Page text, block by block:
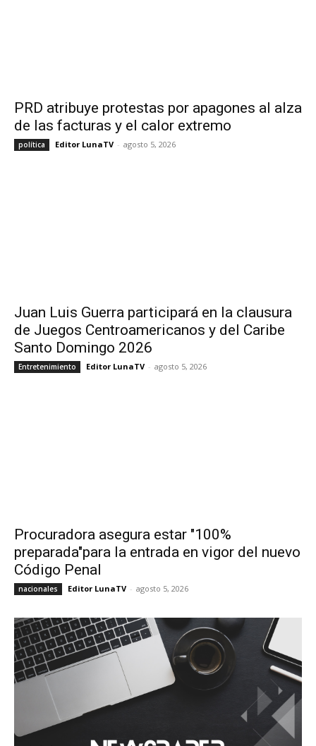
PRD atribuye protestas por apagones al alza
de las facturas y el calor extremo
política Editor LunaTV - agosto 5, 2026
Juan Luis Guerra participará en la clausura
de Juegos Centroamericanos y del Caribe
Santo Domingo 2026
Entretenimiento Editor LunaTV - agosto 5, 2026
Procuradora asegura estar "100%
preparada"para la entrada en vigor del nuevo
Código Penal
nacionales Editor LunaTV - agosto 5, 2026